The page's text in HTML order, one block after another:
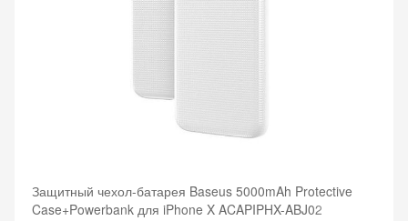
Защитный чехол-батарея Baseus 5000mAh Protective
Case+Powerbank для iPhone X ACAPIPHX-ABJ02